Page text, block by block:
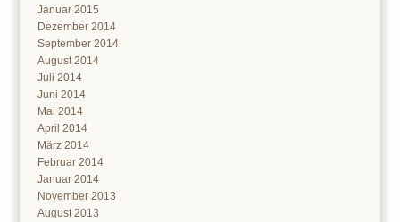
Januar 2015
Dezember 2014
September 2014
August 2014
Juli 2014
Juni 2014
Mai 2014
April 2014
März 2014
Februar 2014
Januar 2014
November 2013
August 2013